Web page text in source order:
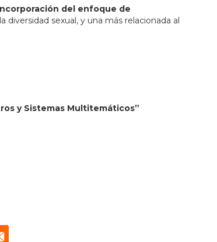
del enfoque de
diversidad sexual, y una más relacionada al
y Sistemas Multitemáticos”